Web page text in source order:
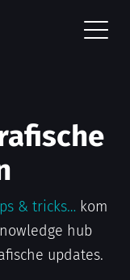
& tricks… kom
hub
updates.